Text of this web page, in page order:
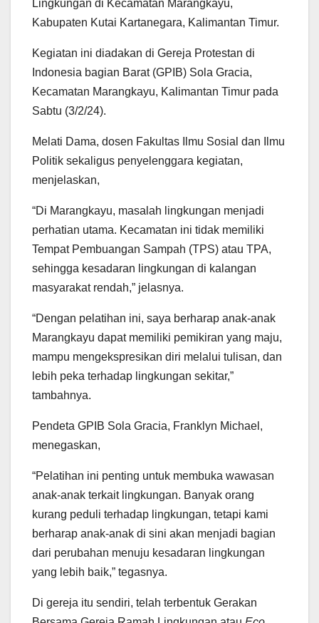
Lingkungan di Kecamatan Marangkayu,
Kabupaten Kutai Kartanegara, Kalimantan Timur.
Kegiatan ini diadakan di Gereja Protestan di
Indonesia bagian Barat (GPIB) Sola Gracia,
Kecamatan Marangkayu, Kalimantan Timur pada
Sabtu (3/2/24).
Melati Dama, dosen Fakultas Ilmu Sosial dan Ilmu
Politik sekaligus penyelenggara kegiatan,
menjelaskan,
“Di Marangkayu, masalah lingkungan menjadi
perhatian utama. Kecamatan ini tidak memiliki
Tempat Pembuangan Sampah (TPS) atau TPA,
sehingga kesadaran lingkungan di kalangan
masyarakat rendah,” jelasnya.
“Dengan pelatihan ini, saya berharap anak-anak
Marangkayu dapat memiliki pemikiran yang maju,
mampu mengekspresikan diri melalui tulisan, dan
lebih peka terhadap lingkungan sekitar,”
tambahnya.
Pendeta GPIB Sola Gracia, Franklyn Michael,
menegaskan,
“Pelatihan ini penting untuk membuka wawasan
anak-anak terkait lingkungan. Banyak orang
kurang peduli terhadap lingkungan, tetapi kami
berharap anak-anak di sini akan menjadi bagian
dari perubahan menuju kesadaran lingkungan
yang lebih baik,” tegasnya.
Di gereja itu sendiri, telah terbentuk Gerakan